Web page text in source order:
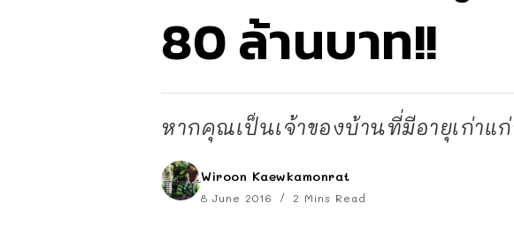
80 ล้านบาท!!
หากคุณเป็นเจ้าของบ้านที่มีอายุเก่าแ
Wiroon Kaewkamonrat
8 June 2016 2 Mins Read